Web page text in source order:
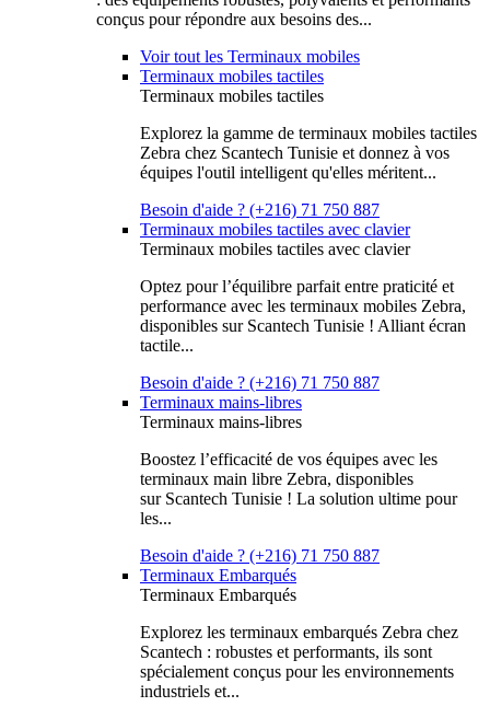
conçus pour répondre aux besoins des...
Voir tout les Terminaux mobiles
Terminaux mobiles tactiles
Terminaux mobiles tactiles
Explorez la gamme de terminaux mobiles tactiles
Zebra chez Scantech Tunisie et donnez à vos
équipes l'outil intelligent qu'elles méritent...
Besoin d'aide ? (+216) 71 750 887
Terminaux mobiles tactiles avec clavier
Terminaux mobiles tactiles avec clavier
Optez pour l’équilibre parfait entre praticité et
performance avec les terminaux mobiles Zebra,
disponibles sur Scantech Tunisie ! Alliant écran
tactile...
Besoin d'aide ? (+216) 71 750 887
Terminaux mains-libres
Terminaux mains-libres
Boostez l’efficacité de vos équipes avec les
terminaux main libre Zebra, disponibles
sur Scantech Tunisie ! La solution ultime pour
les...
Besoin d'aide ? (+216) 71 750 887
Terminaux Embarqués
Terminaux Embarqués
Explorez les terminaux embarqués Zebra chez
Scantech : robustes et performants, ils sont
spécialement conçus pour les environnements
industriels et...